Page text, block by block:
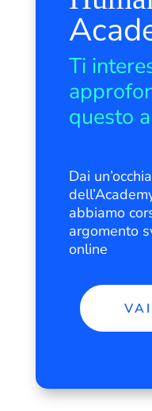
Ti
questo
Dai
abbiamo
argomento
online